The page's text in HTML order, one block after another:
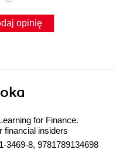
opinię
for Finance.
financial insiders
3469-8, 9781789134698